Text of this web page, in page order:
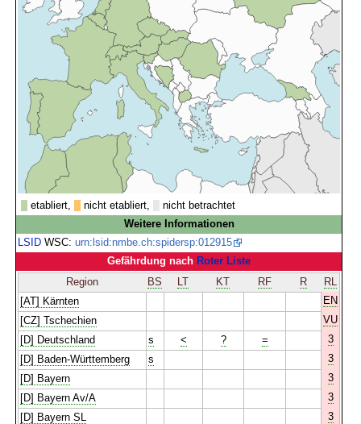
etabliert, nicht etabliert,
nicht betrachtet
Weitere Informationen
LSID WSC:urn:lsid:nmbe.ch:spidersp:012915
Gefährdung nach Roter Liste
Region
BS LT KT RF R
RL
[AT] Kärnten
EN
[CZ] Tschechien
VU
[D] Deutschland
s < ? =
3
[D] Baden-Württemberg
s
3
[D] Bayern
3
[D] Bayern Av/A
3
[D] Bayern SL
3